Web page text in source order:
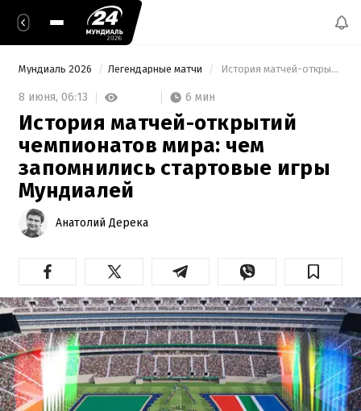
Мундиаль 2026 Легендарные матчи История матчей-открытий чемпионатов мира: чем запомнились стартовые игры Мундиалей
8 июня, 06:13 6 мин
История матчей-открытий
чемпионатов мира: чем
запомнились стартовые игры
Мундиалей
Анатолий Дерека